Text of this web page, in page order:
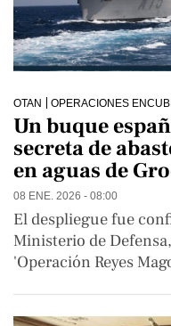
OTAN OPERACIONES
Un buque
secreta de
en aguas de
08 ENE. 2026 - 08:00
El despliegue fue
Ministerio de
'Operación Reyes